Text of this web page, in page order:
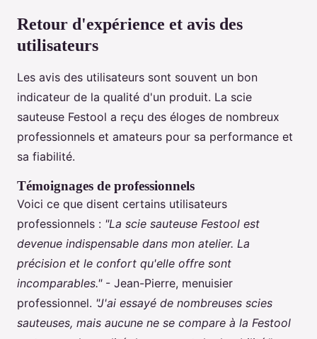
Retour d'expérience et avis des
utilisateurs
Les avis des utilisateurs sont souvent un bon
indicateur de la qualité d'un produit. La scie
sauteuse Festool a reçu des éloges de nombreux
professionnels et amateurs pour sa performance et
sa fiabilité.
Témoignages de professionnels
Voici ce que disent certains utilisateurs
professionnels : "La scie sauteuse Festool est
devenue indispensable dans mon atelier. La
précision et le confort qu'elle offre sont
incomparables."- Jean-Pierre, menuisier
professionnel. "J'ai essayé de nombreuses scies
sauteuses, mais aucune ne se compare à la Festool